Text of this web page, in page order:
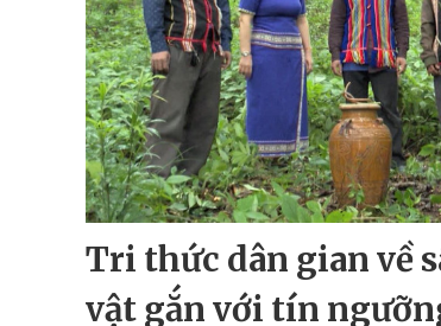
Tri thức dân gian về
vật gắn với tín